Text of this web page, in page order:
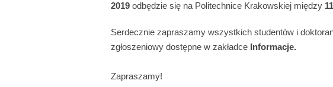
2019 odbędzie się na Politechnice Krakowskiej między
Serdecznie zapraszamy wszystkich studentów i
zgłoszeniowy dostępne w zakładce Informacje.
Zapraszamy!